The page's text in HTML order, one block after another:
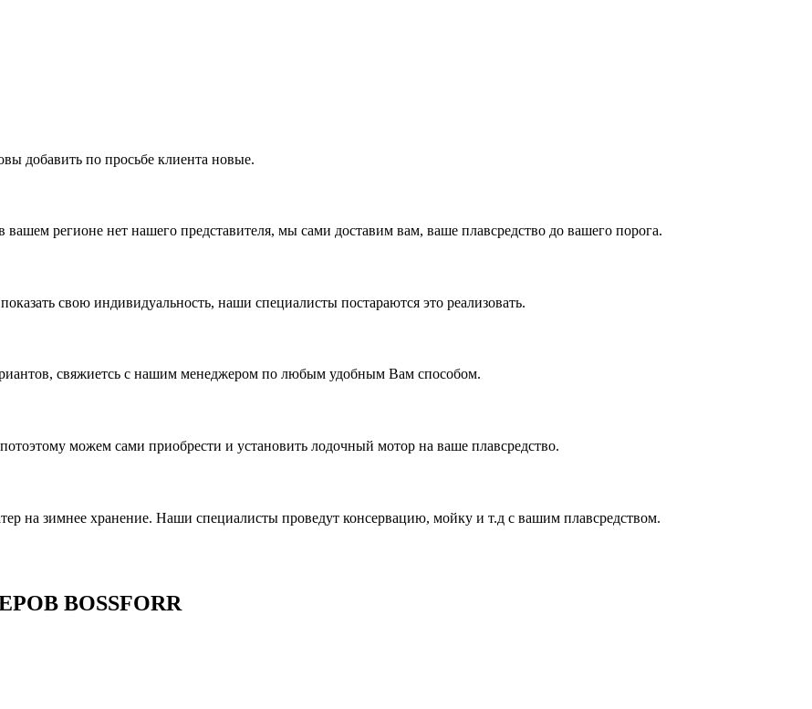
добавить по просьбе клиента новые.
регионе нет нашего представителя, мы сами доставим вам, ваше плавсредство до вашего порога.
свою индивидуальность, наши специалисты постараются это реализовать.
свяжиетсь с нашим менеджером по любым удобным Вам способом.
можем сами приобрести и установить лодочный мотор на ваше плавсредство.
на зимнее хранение. Наши специалисты проведут консервацию, мойку и т.д с вашим плавсредством.
BOSSFORR